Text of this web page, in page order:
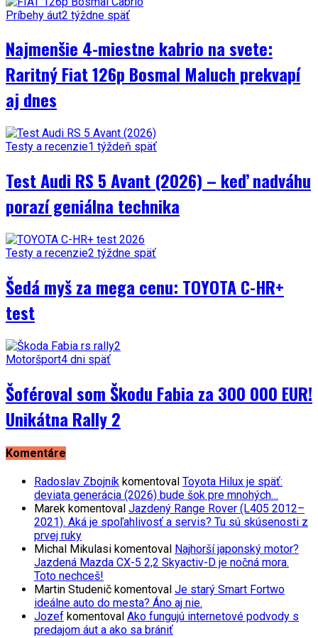
Príbehy áut2 týždne späť
Najmenšie 4-miestne kabrio na svete:
Raritný Fiat 126p Bosmal Maluch prekvapí
aj dnes
Testy a recenzie1 týždeň späť
Test Audi RS 5 Avant (2026) – keď nadváhu
porazí geniálna technika
Testy a recenzie2 týždne späť
Šedá myš za mega cenu: TOYOTA C-HR+
test
Motoršport4 dni späť
Šoféroval som Škodu Fabia za 300 000 EUR!
Unikátna Rally 2
Komentáre
Radoslav Zbojník komentoval Toyota Hilux je späť:
deviata generácia (2026) bude šok pre mnohých…
Marek komentoval Jazdený Range Rover (L405 2012–
2021). Aká je spoľahlivosť a servis? Tu sú skúsenosti z
prvej ruky
Michal Mikulasi komentoval Najhorší japonský motor?
Jazdená Mazda CX-5 2,2 Skyactiv-D je nočná mora.
Toto nechceš!
Martin Studenič komentoval Je starý Smart Fortwo
ideálne auto do mesta? Áno aj nie.
Jozef komentoval Ako fungujú internetové podvody s
predajom áut a ako sa brániť